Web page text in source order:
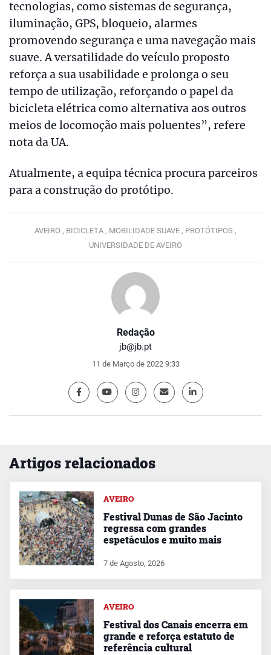
Redação
jb@jb.pt
11 de Março de 2022 9:33
tecnologias, como sistemas de segurança,
iluminação, GPS, bloqueio, alarmes
promovendo segurança e uma navegação mais
suave. A versatilidade do veículo proposto
reforça a sua usabilidade e prolonga o seu
tempo de utilização, reforçando o papel da
bicicleta elétrica como alternativa aos outros
meios de locomoção mais poluentes”, refere
nota da UA.
Atualmente, a equipa técnica procura parceiros
para a construção do protótipo.
AVEIRO , BICICLETA , MOBILIDADE SUAVE , PROTÓTIPOS ,
UNIVERSIDADE DE AVEIRO
Artigos relacionados
AVEIRO
Festival Dunas de São Jacinto
regressa com grandes
espetáculos e muito mais
7 de Agosto, 2026
AVEIRO
Festival dos Canais encerra em
grande e reforça estatuto de
referência cultural